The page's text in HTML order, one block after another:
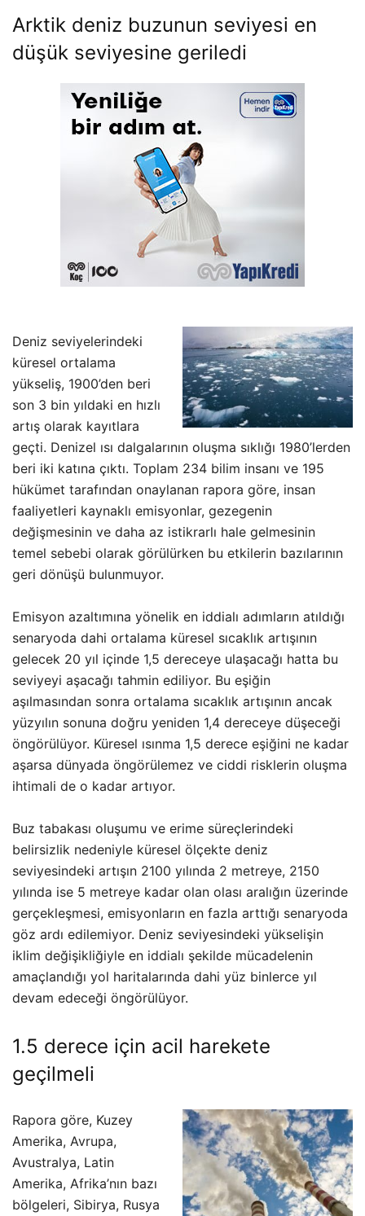
Arktik deniz buzunun seviyesi en
düşük seviyesine geriledi
Deniz seviyelerindeki
küresel ortalama
yükseliş, 1900’den beri
son 3 bin yıldaki en hızlı
artış olarak kayıtlara
geçti. Denizel ısı dalgalarının oluşma sıklığı 1980’lerden
beri iki katına çıktı. Toplam 234 bilim insanı ve 195
hükümet tarafından onaylanan rapora göre, insan
faaliyetleri kaynaklı emisyonlar, gezegenin
değişmesinin ve daha az istikrarlı hale gelmesinin
temel sebebi olarak görülürken bu etkilerin bazılarının
geri dönüşü bulunmuyor.
Emisyon azaltımına yönelik en iddialı adımların atıldığı
senaryoda dahi ortalama küresel sıcaklık artışının
gelecek 20 yıl içinde 1,5 dereceye ulaşacağı hatta bu
seviyeyi aşacağı tahmin ediliyor. Bu eşiğin
aşılmasından sonra ortalama sıcaklık artışının ancak
yüzyılın sonuna doğru yeniden 1,4 dereceye düşeceği
öngörülüyor. Küresel ısınma 1,5 derece eşiğini ne kadar
aşarsa dünyada öngörülemez ve ciddi risklerin oluşma
ihtimali de o kadar artıyor.
Buz tabakası oluşumu ve erime süreçlerindeki
belirsizlik nedeniyle küresel ölçekte deniz
seviyesindeki artışın 2100 yılında 2 metreye, 2150
yılında ise 5 metreye kadar olan olası aralığın üzerinde
gerçekleşmesi, emisyonların en fazla arttığı senaryoda
göz ardı edilemiyor. Deniz seviyesindeki yükselişin
iklim değişikliğiyle en iddialı şekilde mücadelenin
amaçlandığı yol haritalarında dahi yüz binlerce yıl
devam edeceği öngörülüyor.
1.5 derece için acil harekete
geçilmeli
Rapora göre, Kuzey
Amerika, Avrupa,
Avustralya, Latin
Amerika, Afrika’nın bazı
bölgeleri, Sibirya, Rusya